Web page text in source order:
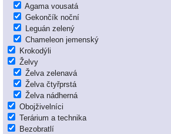
Agama vousatá
Gekončík noční
Leguán zelený
Chameleon jemenský
Krokodýli
Želvy
Želva zelenavá
Želva čtyřprstá
Želva nádherná
Obojživelníci
Terárium a technika
Bezobratlí